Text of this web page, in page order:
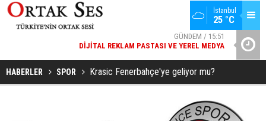
İstanbul
25 °C
GÜNDEM / 15:51
DIJITAL REKLAM PASTASI VE YEREL MEDYA
GENÇLERBIRLIĞI SPOR KULÜBÜNDEN AÇIKLAMA GELDI
HABERLER SPOR Krasic Fenerbahçe'ye geliyor mu?